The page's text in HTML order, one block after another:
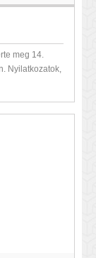
meg 14.
Nyilatkozatok,